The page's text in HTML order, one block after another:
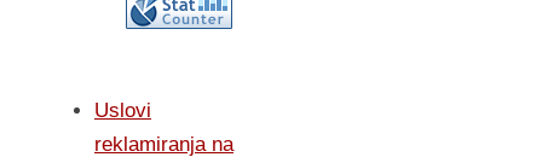
Uslovi
reklamiranja na